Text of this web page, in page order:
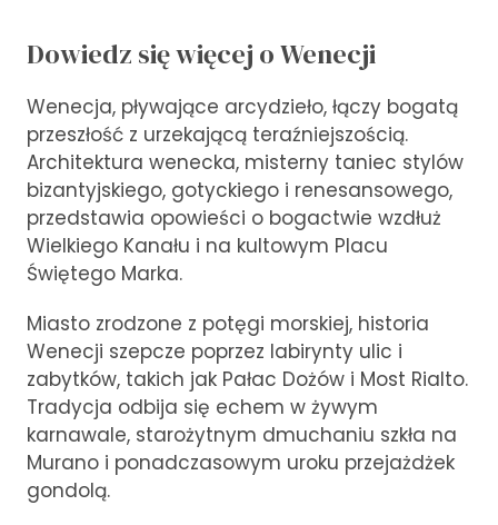
Dowiedz się więcej o Wenecji
Wenecja, pływające arcydzieło, łączy bogatą
przeszłość z urzekającą teraźniejszością.
Architektura wenecka, misterny taniec stylów
bizantyjskiego, gotyckiego i renesansowego,
przedstawia opowieści o bogactwie wzdłuż
Wielkiego Kanału i na kultowym Placu
Świętego Marka.
Miasto zrodzone z potęgi morskiej, historia
Wenecji szepcze poprzez labirynty ulic i
zabytków, takich jak Pałac Dożów i Most Rialto.
Tradycja odbija się echem w żywym
karnawale, starożytnym dmuchaniu szkła na
Murano i ponadczasowym uroku przejażdżek
gondolą.